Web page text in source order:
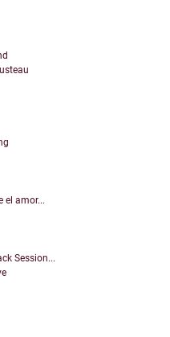
el amor...
Session...